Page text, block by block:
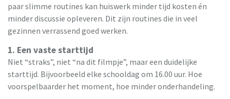
paar slimme routines kan huiswerk minder tijd kosten én
minder discussie opleveren. Dit zijn routines die in veel
gezinnen verrassend goed werken.
1. Een vaste starttijd
Niet “straks”, niet “na dit filmpje”, maar een duidelijke
starttijd. Bijvoorbeeld elke schooldag om 16.00 uur. Hoe
voorspelbaarder het moment, hoe minder onderhandeling.